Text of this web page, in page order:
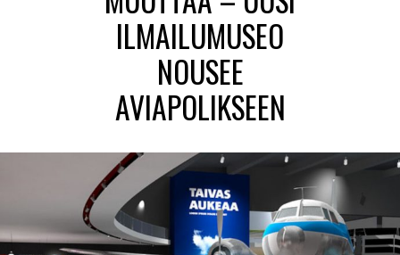
ILMAILUMUSEO
NOUSEE
AVIAPOLIKSEEN